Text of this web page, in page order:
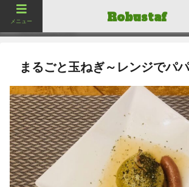
ロバスタフ
Robustaf
まるごと玉ねぎ～レンジでパ
メニュー Robustaf